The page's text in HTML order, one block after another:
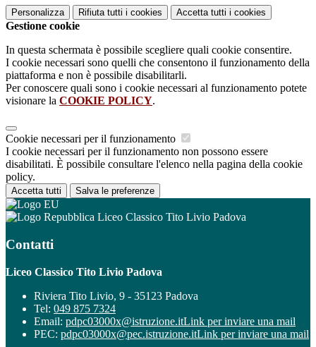
Personalizza Rifiuta tutti i cookies Accetta tutti i cookies
Gestione cookie
In questa schermata è possibile scegliere quali cookie consentire.
I cookie necessari sono quelli che consentono il funzionamento della
piattaforma e non è possibile disabilitarli.
Per conoscere quali sono i cookie necessari al funzionamento potete
visionare la COOKIE POLICY.
Cookie necessari per il funzionamento
I cookie necessari per il funzionamento non possono essere
disabilitati. È possibile consultare l'elenco nella pagina della cookie
policy.
Accetta tutti Salva le preferenze
Liceo Classico Tito Livio Padova
Contatti
Liceo Classico Tito Livio Padova
Riviera Tito Livio, 9 - 35123 Padova
Tel: 049 875 7324
Email: pdpc03000x@istruzione.itLink per inviare una mail
PEC: pdpc03000x@pec.istruzione.itLink per inviare una mail